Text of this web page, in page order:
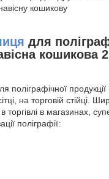
кошикову
для
кошикова
поліграфічної продукції
на торговій стійці.
торгівлі в магазинах,
поліграфії: